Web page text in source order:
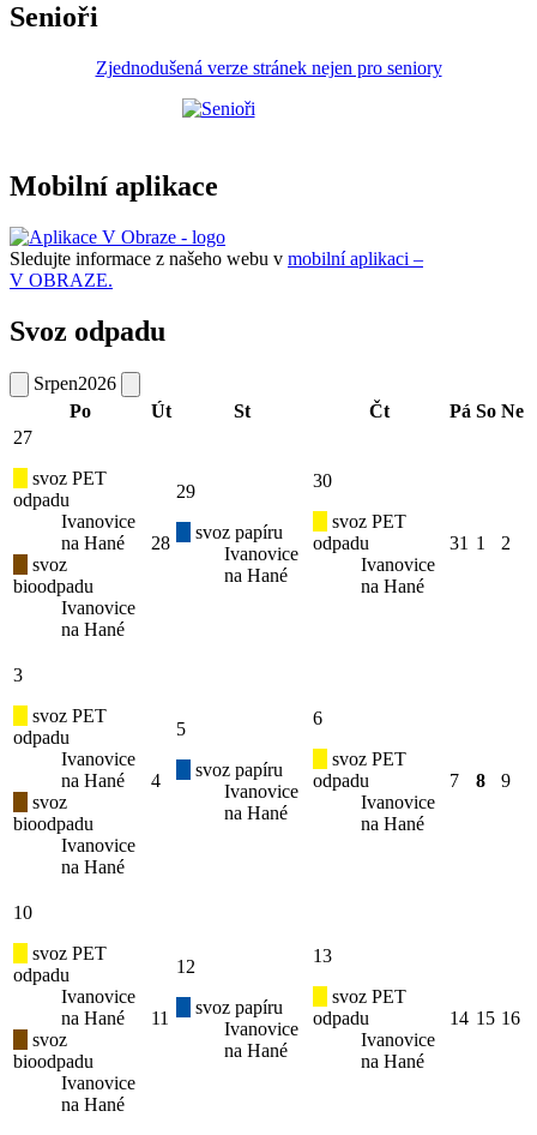
Senioři
Zjednodušená verze stránek nejen pro seniory
Mobilní aplikace
Sledujte informace z našeho webu v mobilní aplikaci –
V OBRAZE.
Svoz odpadu
Srpen2026
Po
Út St Čt Pá So Ne
27
svoz PET
odpadu
Ivanovice
na Hané
svoz
bioodpadu
Ivanovice
na Hané
28
29
svoz papíru
Ivanovice
na Hané
30
svoz PET
odpadu
Ivanovice
na Hané
31 1 2
3
svoz PET
odpadu
Ivanovice
na Hané
svoz
bioodpadu
Ivanovice
na Hané
4
5
svoz papíru
Ivanovice
na Hané
6
svoz PET
odpadu
Ivanovice
na Hané
7 8 9
10
svoz PET
odpadu
Ivanovice
na Hané
svoz
bioodpadu
Ivanovice
na Hané
11
12
svoz papíru
Ivanovice
na Hané
13
svoz PET
odpadu
Ivanovice
na Hané
14 15 16